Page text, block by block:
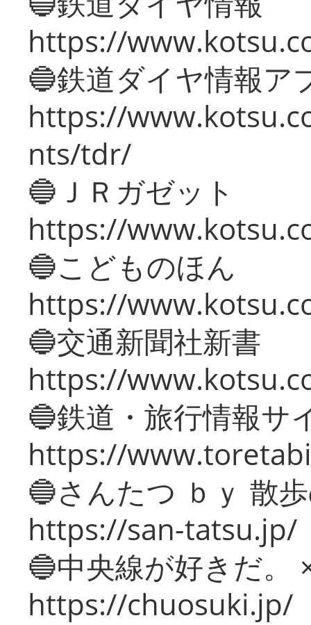
https://
🔵鉄道ダイヤ情報ア
https://
nts/tdr/
🔵ＪＲガゼット
https://
🔵こどものほん
https://
🔵交通新聞社新書
https://
🔵鉄道・旅行情報サ
https://
🔵さんたつ ｂｙ 散
https://san-tatsu.jp/
🔵中央線が好きだ。
https://chuosuki.jp/